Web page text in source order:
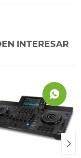
INTERESAR